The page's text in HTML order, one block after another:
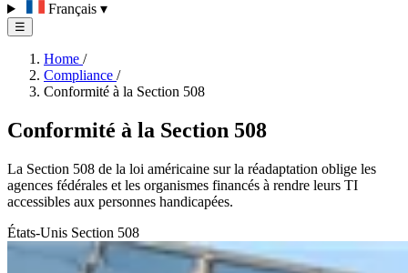
Français ▾
☰
Home /
Compliance /
Conformité à la Section 508
Conformité à la Section 508
La Section 508 de la loi américaine sur la réadaptation oblige les
agences fédérales et les organismes financés à rendre leurs TI
accessibles aux personnes handicapées.
États-Unis Section 508